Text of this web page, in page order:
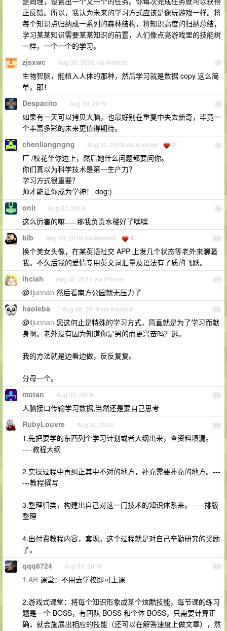
正反馈。所以，我认为未来的学习方式应该是像玩游戏一样。将
每个知识点归纳成一系列的森林结构，将知识高度的归纳总结，
学习某某知识需要某某知识的前置，人们像点亮游戏里的技能树
一样，一个一个的学习。
6
zjsxwc Aug 30, 2019 via Android
生物智脑，能植入人体的那种，然后学习就是数据 copy 这么简
单，耶！
7
Despacito Aug 30, 2019
如果有一天可以拷贝大脑，也最好别在重复中失去新奇，毕竟一
个丰富多彩的未来更值得期待。
8
chenliangngng Aug 30, 2019 via Android 2
厂 /校花坐你边上，然后她什么问题都要问你。
你们真以为科学技术是第一生产力？
学习方式很重要？
帅才能让你成为学神！ dog:)
9
onit Aug 30, 2019
这么厉害的嘛......那我负责水楼好了嘿嘿
10
bib Aug 30, 2019 via Android 4
换个美女头像，在某英语社交 APP 上发几个状态等老外来聊骚
我。不久后我的爱情专用英文词汇量及语法有了质的飞跃。
11
ihciah Aug 30, 2019 via iPhone
@lijunnan 然后看南方公园就无压力了
12
haoleba Aug 30, 2019 via Android
@lijunnan 您这何止是特殊的学习方式，简直就是为了学习而献
身啊。老外没有因为知道你是男的而更兴奋吗？逃。
我的方法就是边看边做，反反复复。
分母一个。
13
motan Aug 30, 2019
人脑接口传输学习数据,当然还是要自己思考
14
RubyLouvre Aug 30, 2019
1.先把要学的东西列个学习计划或者大纲出来，查资料填漏。---
----教程大纲
2.实操过程中再纠正其中不对的地方，补充需要补充的地方。---
---教程撰写
3.整理归类，构建出自己对这一门技术的知识体系来。-----排版
整理
4.出付费教程内容，套现。这个过程就是对自己辛勤研究的奖励
了。
15
qqq8724 Aug 30, 2019
1.AR 课堂：不用去学校即可上课
2.游戏式课堂：将每个知识形象成某个炫酷技能，每节课的练习
题是一个 BOSS，有团队 BOSS 和个体 BOSS，只需要计算正
确，就会施展出相应的技能（还可以在解答速度上做文章），然